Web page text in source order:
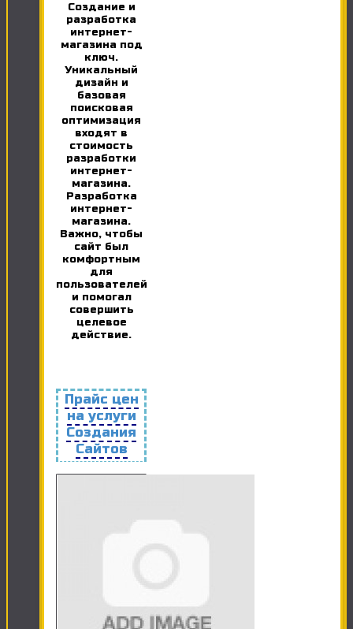
Создание и
разработка
интернет-
магазина под
ключ.
Уникальный
дизайн и
базовая
поисковая
оптимизация
входят в
стоимость
разработки
интернет-
магазина.
Разработка
интернет-
магазина.
Важно, чтобы
сайт был
комфортным
для
пользователей
и помогал
совершить
целевое
действие.
Прайс цен
на услуги
Создания
Сайтов